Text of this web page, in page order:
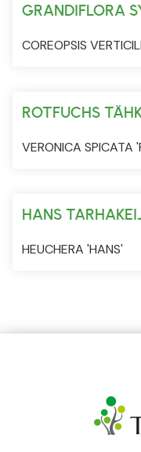
GRANDIFLORA
COREOPSIS
ROTFUCHS
VERONICA SPICATA
HANS
HEUCHERA 'HANS'